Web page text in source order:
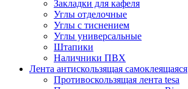
Закладки для кафеля
Углы отделочные
Углы с тиснением
Углы универсальные
Штапики
Наличники ПВХ
Лента антискользящая самоклеящаяся
Противоскользящая лента tesa